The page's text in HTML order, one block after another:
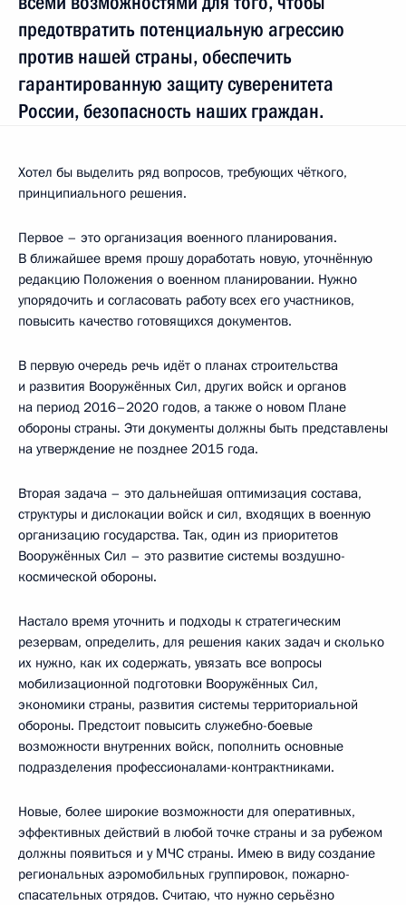
предотвратить потенциальную агрессию
против нашей страны, обеспечить
гарантированную защиту суверенитета
России, безопасность наших граждан.
Хотел бы выделить ряд вопросов, требующих чёткого,
принципиального решения.
Первое – это организация военного планирования.
В ближайшее время прошу доработать новую, уточнённую
редакцию Положения о военном планировании. Нужно
упорядочить и согласовать работу всех его участников,
повысить качество готовящихся документов.
В первую очередь речь идёт о планах строительства
и развития Вооружённых Сил, других войск и органов
на период 2016–2020 годов, а также о новом Плане
обороны страны. Эти документы должны быть представлены
на утверждение не позднее 2015 года.
Вторая задача – это дальнейшая оптимизация состава,
структуры и дислокации войск и сил, входящих в военную
организацию государства. Так, один из приоритетов
Вооружённых Сил – это развитие системы воздушно-
космической обороны.
Настало время уточнить и подходы к стратегическим
резервам, определить, для решения каких задач и сколько
их нужно, как их содержать, увязать все вопросы
мобилизационной подготовки Вооружённых Сил,
экономики страны, развития системы территориальной
обороны. Предстоит повысить служебно-боевые
возможности внутренних войск, пополнить основные
подразделения профессионалами-контрактниками.
Новые, более широкие возможности для оперативных,
эффективных действий в любой точке страны и за рубежом
должны появиться и у МЧС страны. Имею в виду создание
региональных аэромобильных группировок, пожарно-
спасательных отрядов. Считаю, что нужно серьёзно